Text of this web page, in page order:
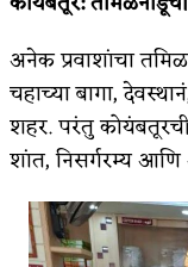
अनेक प्रवाशांचा
चहाच्या बागा,
शहर. परंतु
शांत, निसर्गरम्य